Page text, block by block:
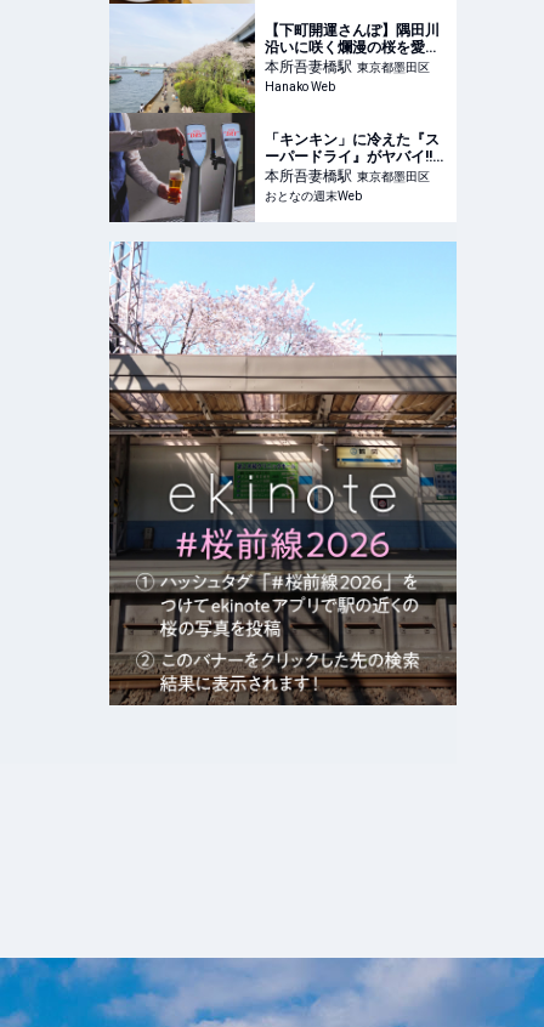
【下町開運さんぽ】隅田川
沿いに咲く爛漫の桜を愛で
つつ、寺社めぐり。
本所吾妻橋駅 東京都墨田区
Hanako Web
「キンキン」に冷えた『ス
ーパードライ』がヤバイ!!
「スペアリブ」や「アヒー
ジョ」などコンセプトショ
ップの激うまフードを見逃
本所吾妻橋駅 東京都墨田区
おとなの週末Web